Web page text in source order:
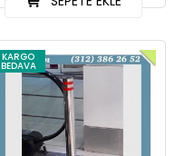
KARGO
BEDAVA